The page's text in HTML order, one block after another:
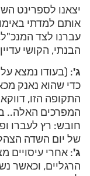
יצאנו לספרינט
אותם למדתי
עברנו לצד
הבנתי, הקושי
ג': (בעודו נמצא
כדי שהוא נאנק
התקופה הזו,
המפרכים האלה..
חובש: רץ לעברו
של יום השדה
ג': אחרי עיסויים
הרגליים, וכאשר